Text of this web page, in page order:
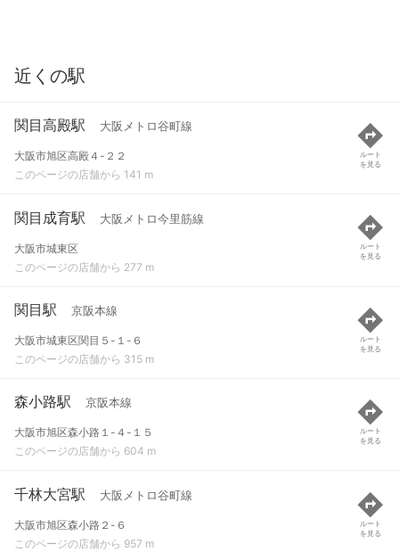
近くの駅
関目高殿駅 大阪メトロ谷町線
大阪市旭区高殿４-２２
このページの店舗から 141 m
ルート
を見る
関目成育駅 大阪メトロ今里筋線
大阪市城東区
このページの店舗から 277 m
ルート
を見る
関目駅 京阪本線
大阪市城東区関目５-１-６
このページの店舗から 315 m
ルート
を見る
森小路駅 京阪本線
大阪市旭区森小路１-４-１５
このページの店舗から 604 m
ルート
を見る
千林大宮駅 大阪メトロ谷町線
大阪市旭区森小路２-６
このページの店舗から 957 m
ルート
を見る